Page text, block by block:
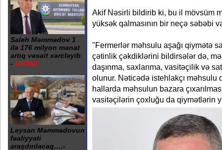
Saleh Məmmədov 1
ilə 176 milyon manat
artıq vəsait xərcləyib
- RƏSMİ
Leysan Məmmədovun
fəaliyyəti
araşdırılacaq….-
Akif Nəsirli bildirib ki, bu il mövsüm
yüksək qalmasının bir neçə səbəbi
"Fermerlər məhsulu aşağı qiymətə
çətinlik çəkdiklərini bildirsələr də,
daşınma, saxlanma, vasitəçilik və
olunur. Nəticədə istehlakçı məhsulu
hallarda məhsulun bazara
vasitəçilərin çoxluğu da qiymətlərin